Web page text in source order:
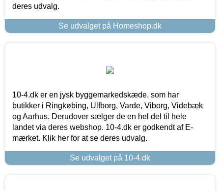
deres udvalg.
Se udvalget på Homeshop.dk
10-4.dk er en jysk byggemarkedskæde, som har
butikker i Ringkøbing, Ulfborg, Varde, Viborg, Videbæk
og Aarhus. Derudover sælger de en hel del til hele
landet via deres webshop. 10-4.dk er godkendt af E-
mærket. Klik her for at se deres udvalg.
Se udvalget på 10-4.dk